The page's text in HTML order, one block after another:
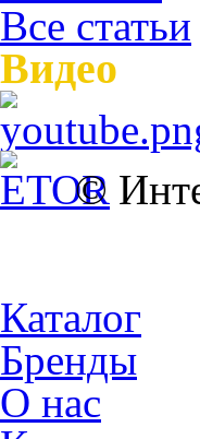
Все статьи
Видео
©
Каталог
Бренды
О нас